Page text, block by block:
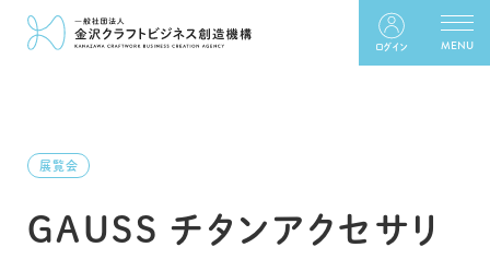
ログイン
GAUSS チタンアクセサリ
展覧会